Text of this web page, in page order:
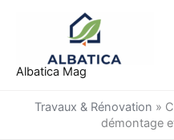
Albatica Mag
Travaux & Rénovation »
démontage